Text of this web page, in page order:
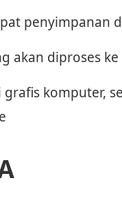
penyimpanan
akan diproses
komputer,